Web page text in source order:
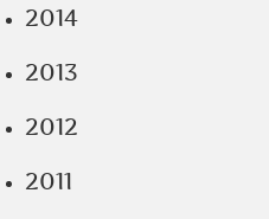
2014
2013
2012
2011